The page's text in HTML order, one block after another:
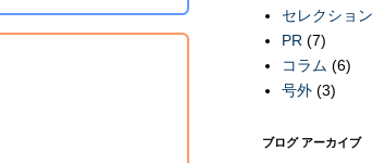
セレクション
PR (7)
コラム (6)
号外 (3)
ブログ アーカイブ